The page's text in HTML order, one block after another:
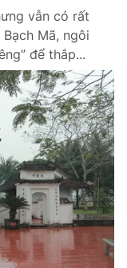
vẫn có rất
Mã, ngôi
để thắp...